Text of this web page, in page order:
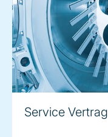
Service Vertrag